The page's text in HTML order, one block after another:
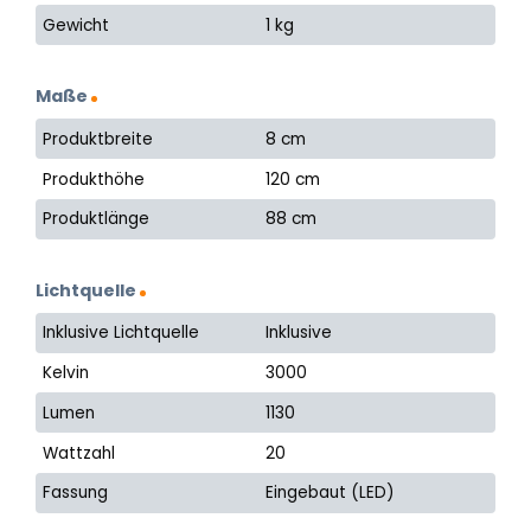
Gewicht
1 kg
Maße
Produktbreite
8 cm
Produkthöhe
120 cm
Produktlänge
88 cm
Lichtquelle
Inklusive Lichtquelle
Inklusive
Kelvin
3000
Lumen
1130
Wattzahl
20
Fassung
Eingebaut (LED)